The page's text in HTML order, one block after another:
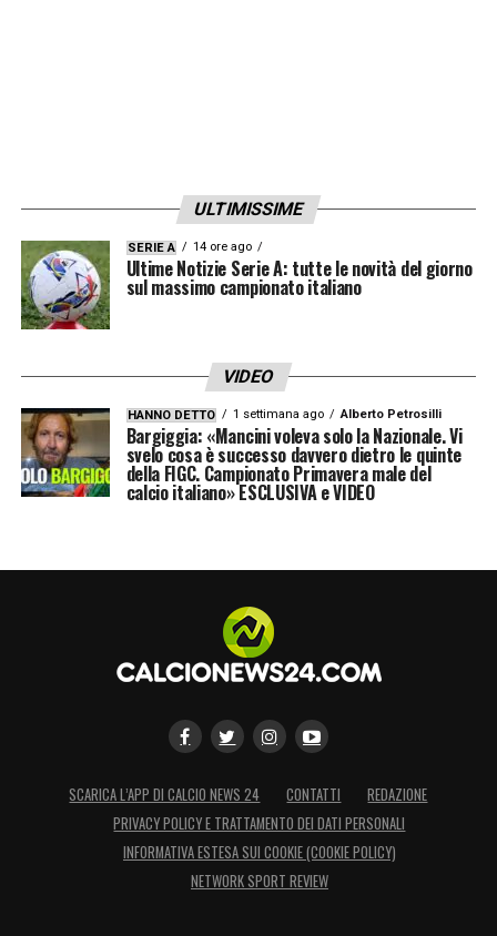
ULTIMISSIME
SERIE A 14 ore ago
Ultime Notizie Serie A: tutte le novità del giorno
sul massimo campionato italiano
VIDEO
HANNO DETTO 1 settimana ago Alberto Petrosilli
Bargiggia: «Mancini voleva solo la Nazionale. Vi
svelo cosa è successo davvero dietro le quinte
della FIGC. Campionato Primavera male del
calcio italiano» ESCLUSIVA e VIDEO
SCARICA L’APP DI CALCIO NEWS 24 CONTATTI
REDAZIONE
PRIVACY POLICY E TRATTAMENTO DEI DATI PERSONALI
INFORMATIVA ESTESA SUI COOKIE (COOKIE POLICY)
NETWORK SPORT REVIEW